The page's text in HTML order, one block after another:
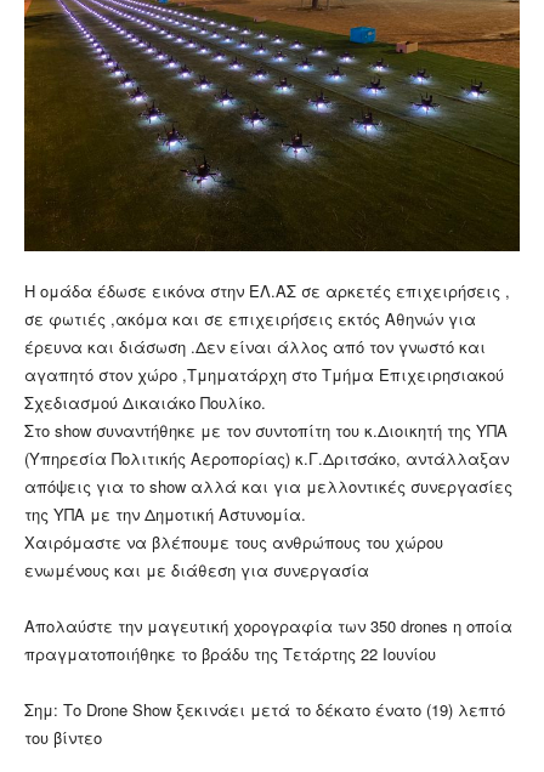
Η ομάδα έδωσε εικόνα στην ΕΛ.ΑΣ σε αρκετές επιχειρήσεις ,
σε φωτιές ,ακόμα και σε επιχειρήσεις εκτός Αθηνών για
έρευνα και διάσωση .Δεν είναι άλλος από τον γνωστό και
αγαπητό στον χώρο ,Τμηματάρχη στο Τμήμα Επιχειρησιακού
Σχεδιασμού Δικαιάκο Πουλίκο.
Στο show συναντήθηκε με τον συντοπίτη του κ.Διοικητή της ΥΠΑ
(Υπηρεσία Πολιτικής Αεροπορίας) κ.Γ.Δριτσάκο, αντάλλαξαν
απόψεις για το show αλλά και για μελλοντικές συνεργασίες
της ΥΠΑ με την Δημοτική Αστυνομία.
Χαιρόμαστε να βλέπουμε τους ανθρώπους του χώρου
ενωμένους και με διάθεση για συνεργασία
Απολαύστε την μαγευτική χορογραφία των 350 drones η οποία
πραγματοποιήθηκε το βράδυ της Τετάρτης 22 Ιουνίου
Σημ: Τo Drone Show ξεκινάει μετά το δέκατο ένατο (19) λεπτό
του βίντεο